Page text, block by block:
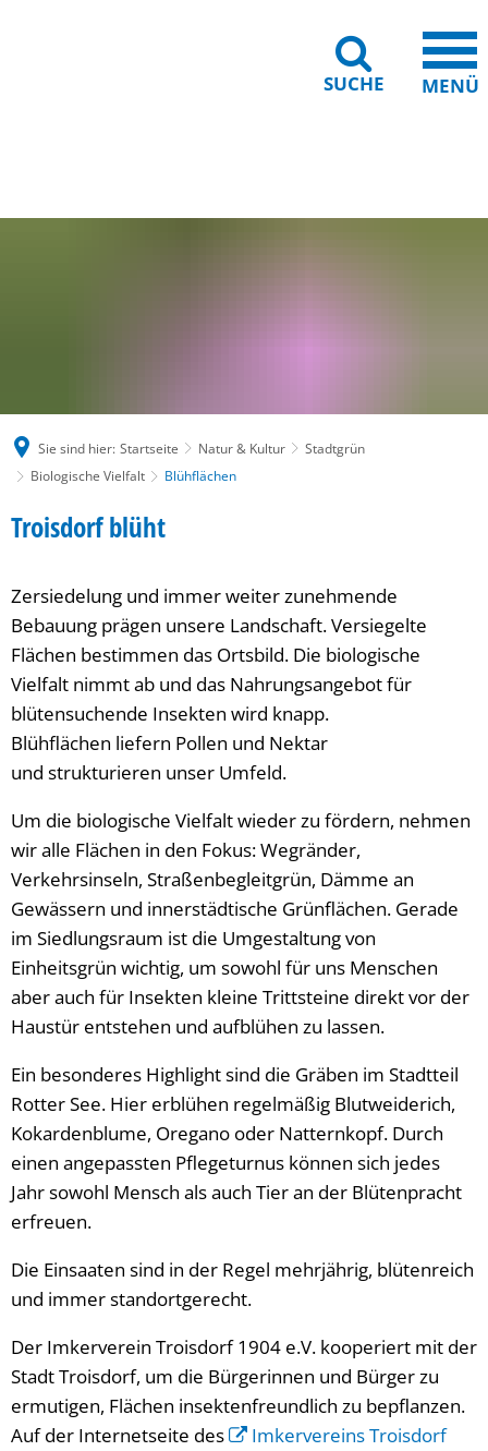
SUCHE MENÜ
Sie sind hier: Startseite Natur & Kultur
Stadtgrün
Biologische Vielfalt
Blühflächen
Blühflächen
Troisdorf blüht
Zersiedelung und immer weiter zunehmende
Bebauung prägen unsere Landschaft. Versiegelte
Flächen bestimmen das Ortsbild. Die biologische
Vielfalt nimmt ab und das Nahrungsangebot für
blütensuchende Insekten wird knapp.
Blühflächen liefern Pollen und Nektar
und strukturieren unser Umfeld.
Um die biologische Vielfalt wieder zu fördern, nehmen
wir alle Flächen in den Fokus: Wegränder,
Verkehrsinseln, Straßenbegleitgrün, Dämme an
Gewässern und innerstädtische Grünflächen. Gerade
im Siedlungsraum ist die Umgestaltung von
Einheitsgrün wichtig, um sowohl für uns Menschen
aber auch für Insekten kleine Trittsteine direkt vor der
Haustür entstehen und aufblühen zu lassen.
Ein besonderes Highlight sind die Gräben im Stadtteil
Rotter See. Hier erblühen regelmäßig Blutweiderich,
Kokardenblume, Oregano oder Natternkopf. Durch
einen angepassten Pflegeturnus können sich jedes
Jahr sowohl Mensch als auch Tier an der Blütenpracht
erfreuen.
Die Einsaaten sind in der Regel mehrjährig, blütenreich
und immer standortgerecht.
Der Imkerverein Troisdorf 1904 e.V. kooperiert mit der
Stadt Troisdorf, um die Bürgerinnen und Bürger zu
ermutigen, Flächen insektenfreundlich zu bepflanzen.
Auf der Internetseite des
Imkervereins Troisdorf